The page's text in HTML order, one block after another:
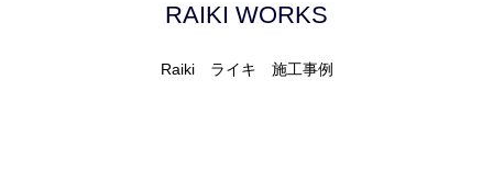
RAIKI WORKS
Raiki ライキ 施工事例